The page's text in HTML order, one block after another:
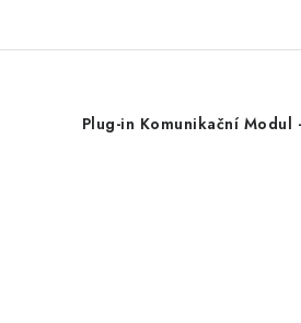
Plug-in Komunikační Modul